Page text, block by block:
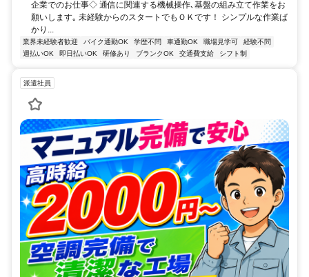
企業でのお仕事◇ 通信に関連する機械操作､基盤の組み立て作業をお
願いします｡ 未経験からのスタートでもＯＫです！ シンプルな作業ば
かり...
業界未経験者歓迎 バイク通勤OK 学歴不問 車通勤OK 職場見学可
経験不問
週払いOK
即日払いOK 研修あり ブランクOK 交通費支給 シフト制
派遣社員